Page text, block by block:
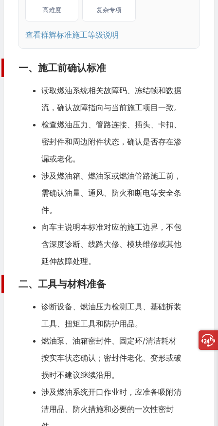
高难度 复杂专项
查看群辉标准施工等级说明
一、施工前确认标准
读取燃油系统相关故障码、冻结帧和数据
流，确认故障指向与当前施工项目一致。
检查燃油压力、管路连接、插头、卡扣、
密封件和周边附件状态，确认是否存在渗
漏或老化。
涉及燃油箱、燃油泵或燃油管路施工前，
需确认油量、通风、防火和断电等安全条
件。
向车主说明本标准对应的施工边界，不包
含深度诊断、线路大修、模块维修或其他
延伸故障处理。
二、工具与材料准备
诊断设备、燃油压力检测工具、基础拆装
工具、扭矩工具和防护用品。
燃油泵、油箱密封件、固定环/清洁耗材
按实车状态确认；密封件老化、变形或破
损时不建议继续沿用。
涉及燃油系统开口作业时，应准备吸附清
洁用品、防火措施和必要的一次性密封